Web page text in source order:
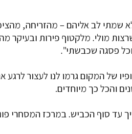
שמתי לב אליהם – מהזריחה,
מולי. מלקטוף פירות ובעיקר
פסגה שכבשתי".
של המקום גרמו לנו לעצור לרגע
והכל כך מיוחדים.
עד סוף הכביש. במרכז המסחרי